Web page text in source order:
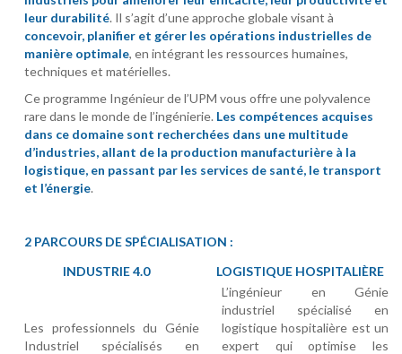
leur durabilité. Il s’agit d’une approche globale visant à
concevoir, planifier et gérer les opérations industrielles de
manière optimale, en intégrant les ressources humaines,
techniques et matérielles.
Ce programme Ingénieur de l’UPM vous offre une polyvalence
rare dans le monde de l’ingénierie. Les compétences acquises
dans ce domaine sont recherchées dans une multitude
d’industries, allant de la production manufacturière à la
logistique, en passant par les services de santé, le transport
et l’énergie.
2 PARCOURS DE SPÉCIALISATION :
INDUSTRIE 4.0
LOGISTIQUE HOSPITALIÈRE
Les professionnels du Génie
Industriel spécialisés en
L’ingénieur en Génie
industriel spécialisé en
logistique hospitalière est un
expert qui optimise les